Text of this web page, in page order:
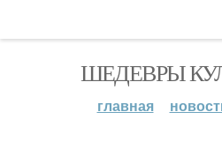
ШЕДЕВРЫ
главная